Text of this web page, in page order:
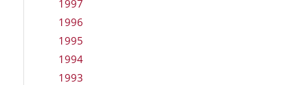
1997
1996
1995
1994
1993